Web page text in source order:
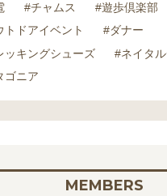
#チャムス #遊歩倶楽部
トドアイベント
#ダナー
ッキングシューズ
#ネイタ
ゴニア
MEMBERS